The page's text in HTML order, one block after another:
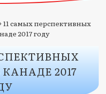
11 самых перспективных
2017 году
2017